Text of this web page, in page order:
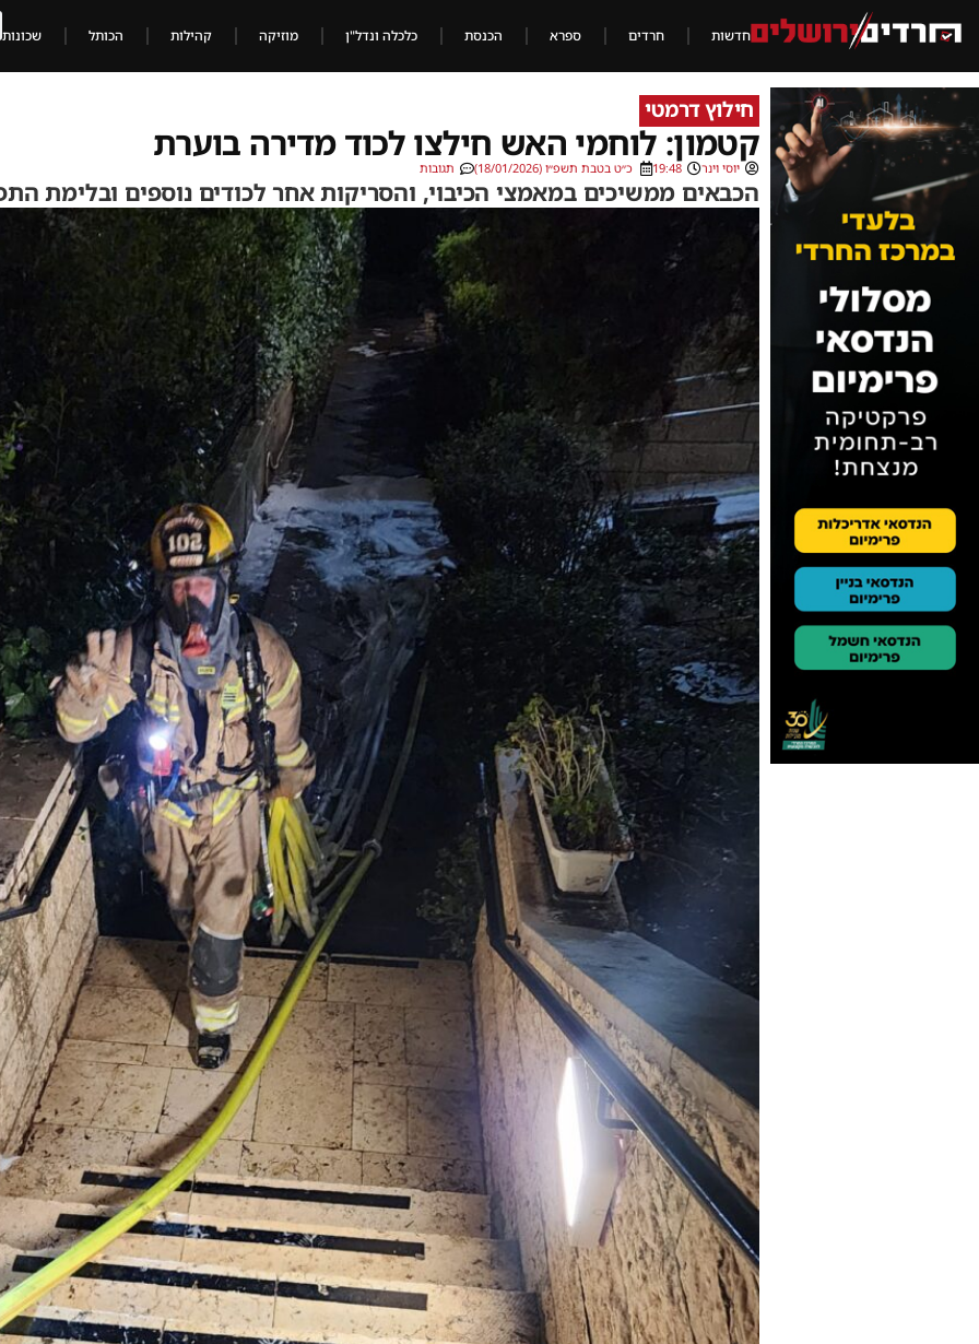
חדשות חרדים ספרא הכנסת כלכלה ונדל"ן מוזיקה קהילות הכותל שכונות
חילוץ דרמטי
קטמון: לוחמי האש חילצו לכוד מדירה בוערת
יוסי וינר 19:48 כ״ט בטבת תשפ״ו (18/01/2026) תגובות
הכבאים ממשיכים במאמצי הכיבוי, והסריקות אחר לכודים נוספים ובלימת